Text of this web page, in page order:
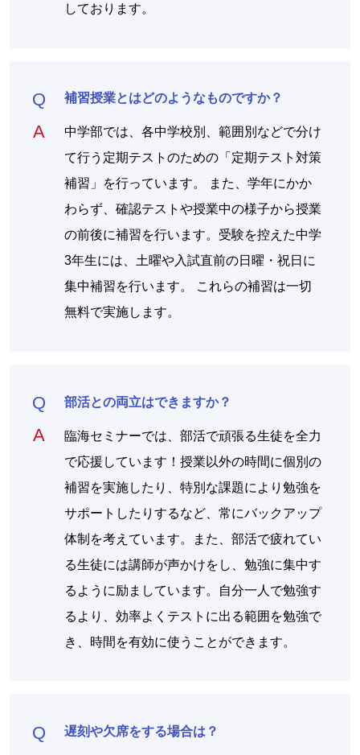
しております。
補習授業とはどのようなものですか？
中学部では、各中学校別、範囲別などで分け
て行う定期テストのための「定期テスト対策
補習」を行っています。 また、学年にかか
わらず、確認テストや授業中の様子から授業
の前後に補習を行います。受験を控えた中学
3年生には、土曜や入試直前の日曜・祝日に
集中補習を行います。 これらの補習は一切
無料で実施します。
部活との両立はできますか？
臨海セミナーでは、部活で頑張る生徒を全力
で応援しています！授業以外の時間に個別の
補習を実施したり、特別な課題により勉強を
サポートしたりするなど、常にバックアップ
体制を考えています。また、部活で疲れてい
る生徒には講師が声かけをし、勉強に集中す
るように励ましています。自分一人で勉強す
るより、効率よくテストに出る範囲を勉強で
き、時間を有効に使うことができます。
遅刻や欠席をする場合は？